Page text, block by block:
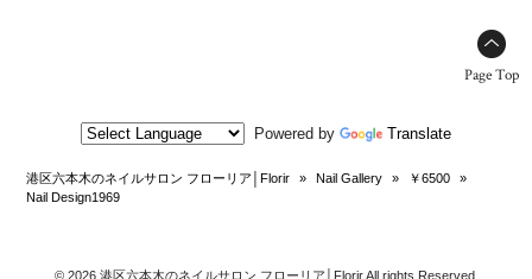
Page Top
Powered by Translate
港区六本木のネイルサロン フローリア│Florir » Nail Gallery » ￥6500
»
Nail Design1969
© 2026 港区六本木のネイルサロン フローリア│Florir All rights Reserved.